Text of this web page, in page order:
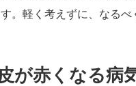
す。軽く考えずに、なる
が赤くなる病